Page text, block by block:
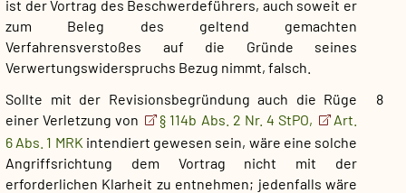
ist der Vortrag des Beschwerdeführers, auch soweit er
zum Beleg des geltend gemachten
Verfahrensverstoßes auf die Gründe seines
Verwertungswiderspruchs Bezug nimmt, falsch.
8
Sollte mit der Revisionsbegründung auch die Rüge
einer Verletzung von
§ 114b Abs. 2 Nr. 4 StPO,
Art.
6 Abs. 1 MRK intendiert gewesen sein, wäre eine solche
Angriffsrichtung dem Vortrag nicht mit der
erforderlichen Klarheit zu entnehmen; jedenfalls wäre